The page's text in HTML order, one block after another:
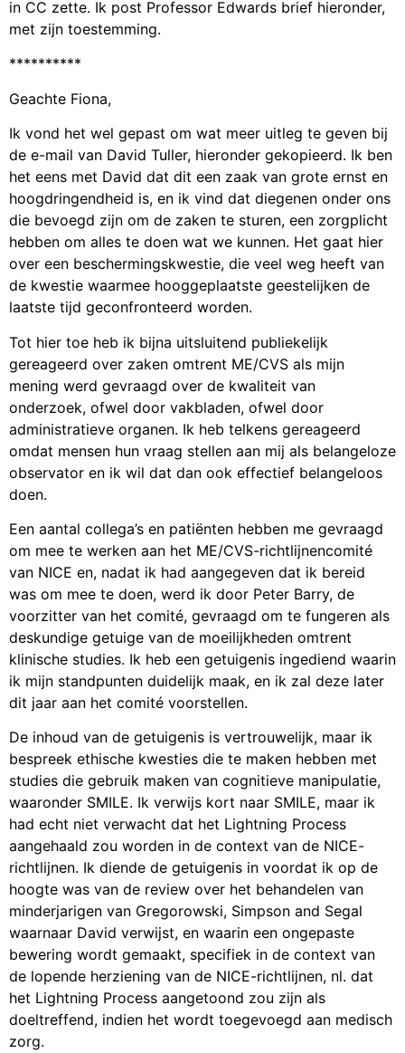
in CC zette. Ik post Professor Edwards brief hieronder,
met zijn toestemming.
**********
Geachte Fiona,
Ik vond het wel gepast om wat meer uitleg te geven bij
de e-mail van David Tuller, hieronder gekopieerd. Ik ben
het eens met David dat dit een zaak van grote ernst en
hoogdringendheid is, en ik vind dat diegenen onder ons
die bevoegd zijn om de zaken te sturen, een zorgplicht
hebben om alles te doen wat we kunnen. Het gaat hier
over een beschermingskwestie, die veel weg heeft van
de kwestie waarmee hooggeplaatste geestelijken de
laatste tijd geconfronteerd worden.
Tot hier toe heb ik bijna uitsluitend publiekelijk
gereageerd over zaken omtrent ME/CVS als mijn
mening werd gevraagd over de kwaliteit van
onderzoek, ofwel door vakbladen, ofwel door
administratieve organen. Ik heb telkens gereageerd
omdat mensen hun vraag stellen aan mij als belangeloze
observator en ik wil dat dan ook effectief belangeloos
doen.
Een aantal collega’s en patiënten hebben me gevraagd
om mee te werken aan het ME/CVS-richtlijnencomité
van NICE en, nadat ik had aangegeven dat ik bereid
was om mee te doen, werd ik door Peter Barry, de
voorzitter van het comité, gevraagd om te fungeren als
deskundige getuige van de moeilijkheden omtrent
klinische studies. Ik heb een getuigenis ingediend waarin
ik mijn standpunten duidelijk maak, en ik zal deze later
dit jaar aan het comité voorstellen.
De inhoud van de getuigenis is vertrouwelijk, maar ik
bespreek ethische kwesties die te maken hebben met
studies die gebruik maken van cognitieve manipulatie,
waaronder SMILE. Ik verwijs kort naar SMILE, maar ik
had echt niet verwacht dat het Lightning Process
aangehaald zou worden in de context van de NICE-
richtlijnen. Ik diende de getuigenis in voordat ik op de
hoogte was van de review over het behandelen van
minderjarigen van Gregorowski, Simpson and Segal
waarnaar David verwijst, en waarin een ongepaste
bewering wordt gemaakt, specifiek in de context van
de lopende herziening van de NICE-richtlijnen, nl. dat
het Lightning Process aangetoond zou zijn als
doeltreffend, indien het wordt toegevoegd aan medisch
zorg.